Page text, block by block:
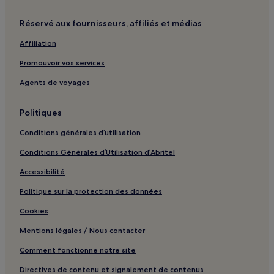
Complexe sportif de Marikina : hôtels à proximité
Cubao : hôtels Hôtels avec piscine
Cubao : hôtels Hôtels avec parking
Cubao : hôtels Hôtels pas chers
proximité
St. Luke's Medical Center : hôtels à proximité
Réservé aux fournisseurs, affiliés et médias
Affiliation
Promouvoir vos services
Agents de voyages
Politiques
Conditions générales d’utilisation
Conditions Générales d’Utilisation d’Abritel
Accessibilité
Politique sur la protection des données
Cookies
Mentions légales / Nous contacter
Comment fonctionne notre site
Directives de contenu et signalement de contenus